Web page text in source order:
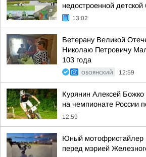
недостроенной
13:02
Ветерану Великой
Николаю Петровичу
103 года
ОБОЯНСКИЙ 12:59
Курянин Алексей
на чемпионате России
12:59
Юный мотофристайлер
перед мэрией